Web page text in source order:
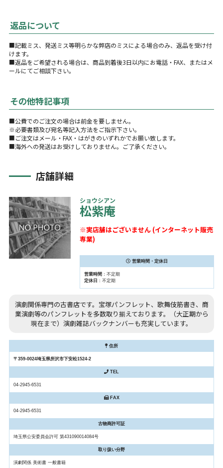
返品について
■記載ミス、発送ミス等明らかな弊店のミスによる場合のみ、返品を受け付
けます。
■返品をご希望される場合は、商品到着後3日以内にお電話・FAX、またはメ
ールにてご相談下さい。
その他特記事項
■公費でのご注文の場合は前金を要しません。
※必要書類及び宛名等記入方法をご指示下さい。
■ご注文はメール・FAX・はがきのいずれかでお願い致します。
■海外への発送はお受けしておりません。ご了承ください。
店舗詳細
ショウシアン
松紫庵
※実店舗はございません (インターネット販売
専業)
営業時間・定休日
営業時間 ：不定期
定休日 ：不定期
演劇関係専門の古書店です。宝塚パンフレット、歌舞伎筋書き、商
業演劇等のパンフレットを多数取り揃えております。（大正期から
現在まで）演劇雑誌バックナンバーも充実しています。
住所
〒359-0024埼玉県所沢市下安松1524-2
TEL
04-2945-6531
FAX
04-2945-6531
古物商許可証
埼玉県公安委員会許可 第431090014084号
取り扱い分野
演劇関係 美術書 一般書籍